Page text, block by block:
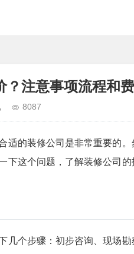
？注意事项流程和
8087
适的装修公司是非常重要的
下这个问题，了解装修公司
几个步骤：初步咨询、现场勘